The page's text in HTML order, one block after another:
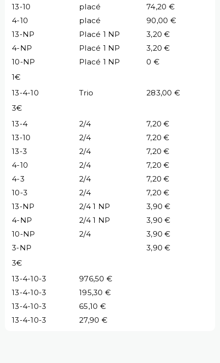
13-10 placé
74,20 €
4-10
placé
90,00 €
13-NP
Placé 1 NP
3,20 €
4-NP
Placé 1 NP
3,20 €
10-NP
Placé 1 NP
0 €
1€
13-4-10
Trio
283,00 €
3€
13-4
2/4
7,20 €
13-10
2/4
7,20 €
13-3
2/4
7,20 €
4-10
2/4
7,20 €
4-3
2/4
7,20 €
10-3
2/4
7,20 €
13-NP
2/4 1 NP
3,90 €
4-NP
2/4 1 NP
3,90 €
10-NP
2/4
3,90 €
3-NP
3,90 €
3€
13-4-10-3
976,50 €
13-4-10-3
195,30 €
13-4-10-3
65,10 €
13-4-10-3
27,90 €